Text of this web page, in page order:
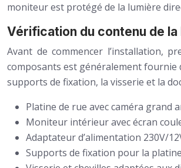
moniteur est protégé de la lumière
Vérification du contenu de
Avant de commencer l’installation,
composants est généralement fournie
supports de fixation, la visserie et la
Platine de rue avec caméra grand
Moniteur intérieur avec écran
Adaptateur d’alimentation 230V/
Supports de fixation pour la